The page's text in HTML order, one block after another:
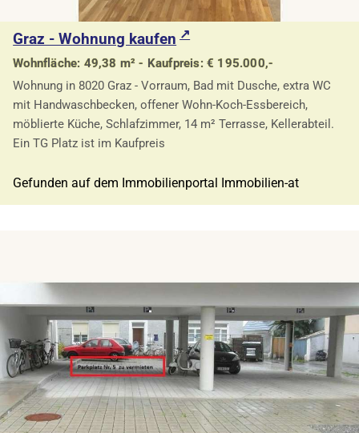
Graz - Wohnung kaufen
Wohnfläche: 49,38 m² - Kaufpreis: € 195.000,-
Wohnung in 8020 Graz - Vorraum, Bad mit Dusche, extra WC
mit Handwaschbecken, offener Wohn-Koch-Essbereich,
möblierte Küche, Schlafzimmer, 14 m² Terrasse, Kellerabteil.
Ein TG Platz ist im Kaufpreis
Gefunden auf dem Immobilienportal Immobilien-at